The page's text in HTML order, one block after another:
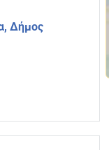
Δήμος